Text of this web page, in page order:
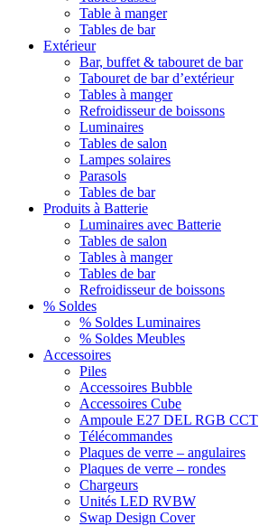
Table à manger
Tables de bar
Extérieur
Bar, buffet & tabouret de bar
Tabouret de bar d’extérieur
Tables à manger
Refroidisseur de boissons
Luminaires
Tables de salon
Lampes solaires
Parasols
Tables de bar
Produits à Batterie
Luminaires avec Batterie
Tables de salon
Tables à manger
Tables de bar
Refroidisseur de boissons
% Soldes
% Soldes Luminaires
% Soldes Meubles
Accessoires
Piles
Accessoires Bubble
Accessoires Cube
Ampoule E27 DEL RGB CCT
Télécommandes
Plaques de verre – angulaires
Plaques de verre – rondes
Chargeurs
Unités LED RVBW
Swap Design Cover